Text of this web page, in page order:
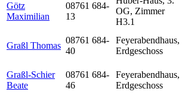
Götz
Maximilian
08761 684-
13
OG, Zimmer
H3.1
Graßl Thomas
08761 684-
40
Feyerabendhaus,
Erdgeschoss
Graßl-Schier
Beate
08761 684-
46
Feyerabendhaus,
Erdgeschoss